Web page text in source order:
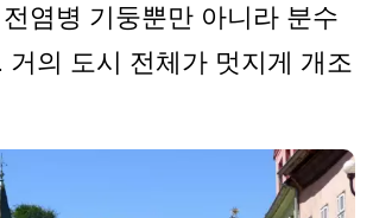
염병 기둥뿐만 아니라 분수
거의 도시 전체가 멋지게 개조